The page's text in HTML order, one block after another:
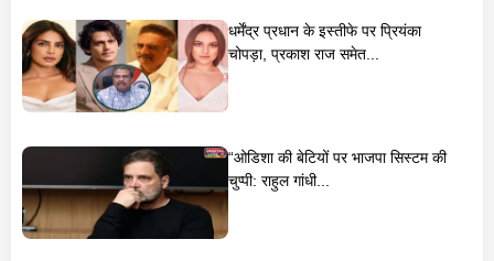
धर्मेंद्र प्रधान के इस्तीफे पर प्रियंका
चोपड़ा, प्रकाश राज समेत...
“ओडिशा की बेटियों पर भाजपा सिस्टम की
चुप्पी: राहुल गांधी...